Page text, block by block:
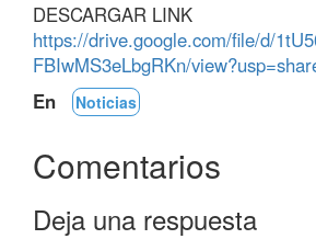
DESCARGAR LINK
https://drive.google.com/file/d/
FBIwMS3eLbgRKn/
En
Noticias
Comentarios
Deja una respuesta